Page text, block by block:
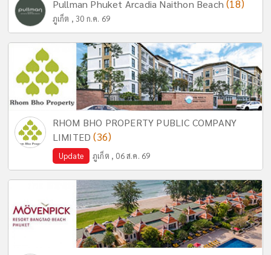
Pullman Phuket Arcadia Naithon Beach(18)
ภูเก็ต , 30 ก.ค. 69
RHOM BHO PROPERTY PUBLIC COMPANY
LIMITED(36)
Update ภูเก็ต , 06 ส.ค. 69